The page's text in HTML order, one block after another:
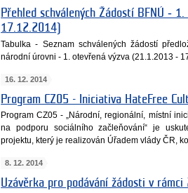
Přehled schválených Žádostí BFNÚ ‐
17.12.2014)
Tabulka - Seznam schválených žádostí
národní úrovni - 1. otevřená výzva (21.1.2013 -
16. 12. 2014
Program CZ05 - Iniciativa HateFree
Program CZ05 - „Národní, regionální, místní
na podporu sociálního začleňování“ je
projektu, který je realizován Úřadem vlády ČR,
8. 12. 2014
Uzávěrka pro podávání žádosti v rámci